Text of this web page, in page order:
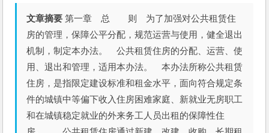
文章摘要 第一章 总 则 为了加强对公共租赁住
房的管理，保障公平分配，规范运营与使用，健全退出
机制，制定本办法。 公共租赁住房的分配、运营、使
用、退出和管理，适用本办法。 本办法所称公共租赁
住房，是指限定建设标准和租金水平，面向符合规定条
件的城镇中等偏下收入住房困难家庭、新就业无房职工
和在城镇稳定就业的外来务工人员出租的保障性住